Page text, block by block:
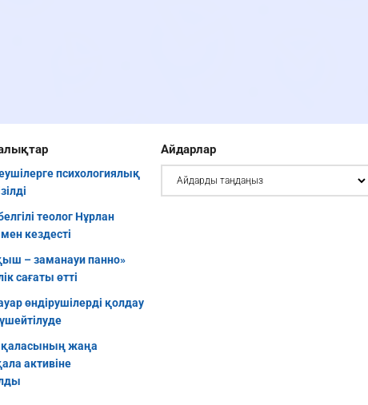
психологиялық
теолог Нұрлан
кездесті
– заманауи панно»
сағаты өтті
өндірушілерді қолдау
жаңа
активіне
Айдарлар